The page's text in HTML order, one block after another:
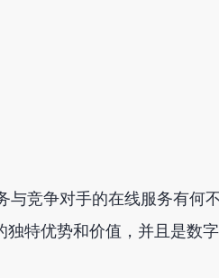
与竞争对手的在线服务有何
特优势和价值，并且是数